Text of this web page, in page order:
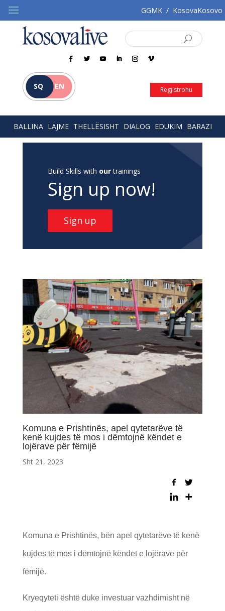
GGMK / KosovaKosovo
SQ EN Regjistrohu
BALLINA LAJME THELLËSISHT DIALOG EDUKIM BARAZI
Build Skills with ourtrainings
Sign up now!
Sign up
Komuna e Prishtinës, apel qytetarëve të
kenë kujdes të mos i dëmtojnë këndet e
lojërave për fëmijë
Sht 21, 2023
Komuna e Prishtinës, bën apel qytetarëve të kenë
kujdes të mos i dëmtojnë këndet e lojërave për
fëmijë.
Kryeqyteti është duke investuar vazhdimisht në